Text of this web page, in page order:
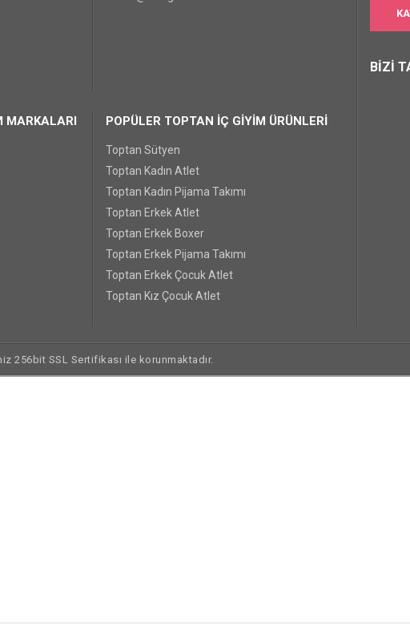
MARKALARI POPÜLER TOPTAN İÇ GİYİM ÜRÜNLERİ
Toptan Sütyen
Toptan Kadın Atlet
Toptan Kadın Pijama Takımı
Toptan Erkek Atlet
Toptan Erkek Boxer
Toptan Erkek Pijama Takımı
Toptan Erkek Çocuk Atlet
Toptan Kız Çocuk Atlet
BİZİ
256bit SSL Sertifikası ile korunmaktadır.